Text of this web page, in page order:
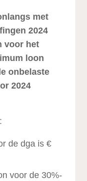
met
2024
voor het
loon
onbelaste
2024
de dga is €
voor de 30%-